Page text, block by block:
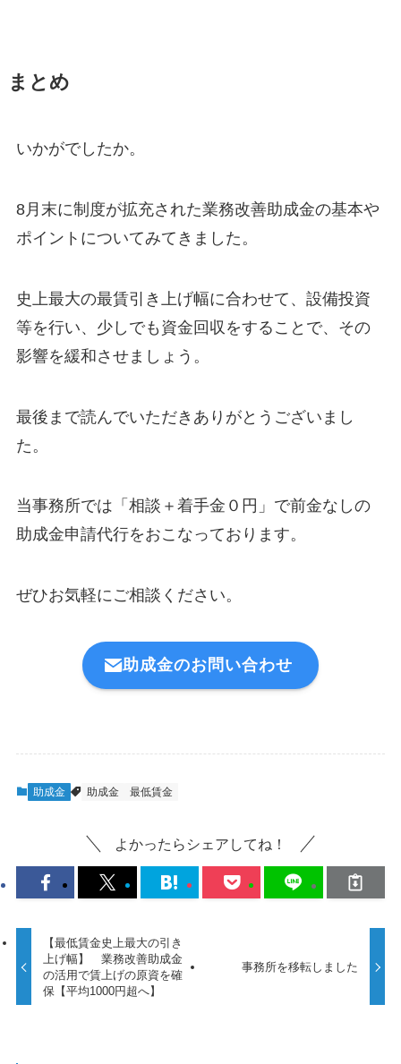
まとめ
いかがでしたか。
8月末に制度が拡充された業務改善助成金の基本や
ポイントについてみてきました。
史上最大の最賃引き上げ幅に合わせて、設備投資
等を行い、少しでも資金回収をすることで、その
影響を緩和させましょう。
最後まで読んでいただきありがとうございまし
た。
当事務所では「相談＋着手金０円」で前金なしの
助成金申請代行をおこなっております。
ぜひお気軽にご相談ください。
助成金のお問い合わせ
助成金 助成金 最低賃金
よかったらシェアしてね！
【最低賃金史上最大の引き
上げ幅】 業務改善助成金
の活用で賃上げの原資を確
保【平均1000円超へ】
事務所を移転しました